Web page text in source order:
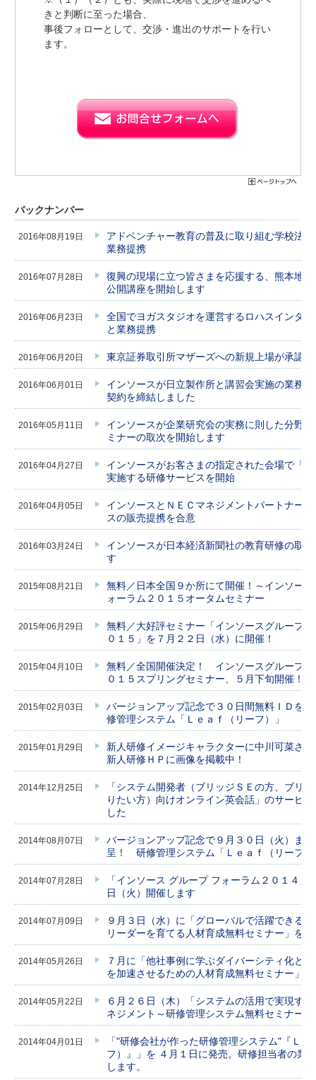
きと判断に至った場合、
事後フォローとして、交渉・進出のサポートを行い
ます。
バックナンバー
2016年08月19日
アドベンチャー教育の普及に取り組む学校法
業務提携
2016年07月28日
復興の現場に立つ皆さまを応援する、熊本地
公開講座を開始します
2016年06月23日
全国でヨガスタジオを運営するロハスインタ
と業務提携
2016年06月20日 東京証券取引所マザーズへの新規上場が承認
2016年06月01日
インソースが日立製作所と講習会実施の業務
契約を締結しました
2016年05月11日
インソースが企業研究会の実務に則した分野
ミナーの取次を開始します
2016年04月27日
インソースがお客さまの指定された会場で「
実施する研修サービスを開始
2016年04月05日
インソースとＮＥＣマネジメントパートナー
スの販売提携を合意
2016年03月24日
インソースが日本経済新聞社の教育研修の取
す
2015年08月21日
無料／日本全国９か所にて開催！～インソー
ォーラム２０１５オータムセミナー
2015年06月29日
無料／大好評セミナー「インソースグループ
０１５」を７月２２日（水）に開催！
2015年04月10日
無料／全国開催決定！ インソースグループフ
０１５スプリングセミナー、５月下旬開催！
2015年02月03日
バージョンアップ記念で３０日間無料ＩＤを
修管理システム「Ｌｅａｆ（リーフ）」
2015年01月29日
新人研修イメージキャラクターに中川可菜さ
新人研修ＨＰに画像を掲載中！
2014年12月25日
「システム開発者（ブリッジＳＥの方、ブリ
りたい方）向けオンライン英会話」のサービ
した
2014年08月07日
バージョンアップ記念で９月３０日（火）ま
呈！ 研修管理システム「Ｌｅａｆ（リーフ）
2014年07月28日
「インソース グループ フォーラム２０１４」
日（火）開催します
2014年07月09日
９月３日（水）に「グローバルで活躍できる
リーダーを育てる人材育成無料セミナー」を
2014年05月26日
７月に「他社事例に学ぶダイバーシティ化と
を加速させるための人材育成無料セミナー」
2014年05月22日
６月２６日（木）「システムの活用で実現す
ネジメント～研修管理システム無料セミナー
2014年04月01日
「"研修会社が作った研修管理システム"『Ｌｅ
フ）』」を ４月１日に発売。研修担当者の業
します。